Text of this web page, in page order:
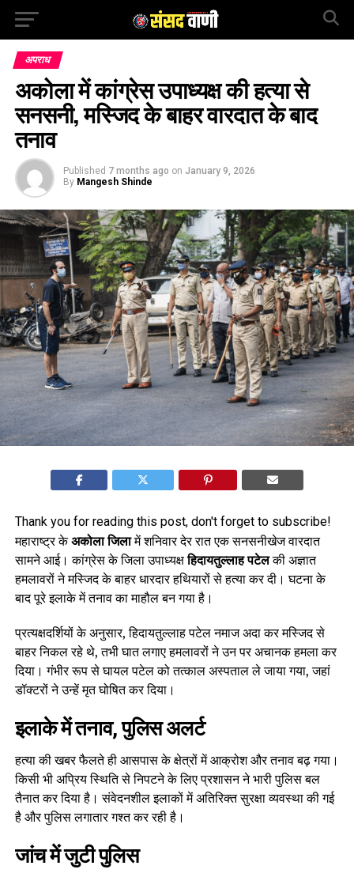
अपराध
अकोला में कांग्रेस उपाध्यक्ष की हत्या से
सनसनी, मस्जिद के बाहर वारदात के बाद
तनाव
Published 7 months ago on January 9, 2026
By Mangesh Shinde
Thank you for reading this post, don't forget to subscribe!
महाराष्ट्र केअकोला जिलामें शनिवार देर रात एक सनसनीखेज वारदात
सामने आई। कांग्रेस के जिला उपाध्यक्षहिदायतुल्लाह पटेलकी अज्ञात
हमलावरों ने मस्जिद के बाहर धारदार हथियारों से हत्या कर दी। घटना के
बाद पूरे इलाके में तनाव का माहौल बन गया है।
प्रत्यक्षदर्शियों के अनुसार, हिदायतुल्लाह पटेल नमाज अदा कर मस्जिद से
बाहर निकल रहे थे, तभी घात लगाए हमलावरों ने उन पर अचानक हमला कर
दिया। गंभीर रूप से घायल पटेल को तत्काल अस्पताल ले जाया गया, जहां
डॉक्टरों ने उन्हें मृत घोषित कर दिया।
इलाके में तनाव, पुलिस अलर्ट
हत्या की खबर फैलते ही आसपास के क्षेत्रों में आक्रोश और तनाव बढ़ गया।
किसी भी अप्रिय स्थिति से निपटने के लिए प्रशासन ने भारी पुलिस बल
तैनात कर दिया है। संवेदनशील इलाकों में अतिरिक्त सुरक्षा व्यवस्था की गई
है और पुलिस लगातार गश्त कर रही है।
जांच में जुटी पुलिस